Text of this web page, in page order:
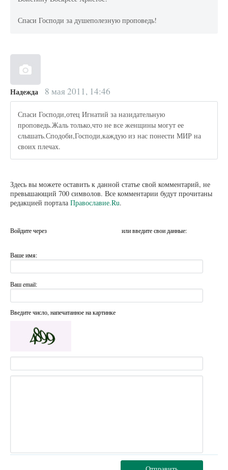
Спаси Господи за душеполезную проповедь!
Надежда 8 мая 2011, 14:46
Спаси Господи,отец Игнатий за назидательную
проповедь.Жаль только,что не все женщины могут ее
слышать.Сподоби,Господи,каждую из нас понести МИР на
своих плечах.
Здесь вы можете оставить к данной статье свой комментарий, не
превышающий 700 символов. Все комментарии будут прочитаны
редакцией портала Православие.Ru.
Войдите через или введите свои данные:
Ваше имя:
Ваш email:
Введите число, напечатанное на картинке